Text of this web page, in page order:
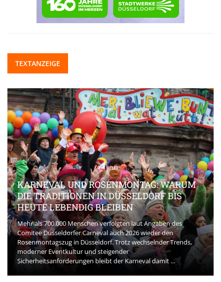
TEXTANZEIGE
KARNEVAL UND ROSENMONTAG: WARUM
DIE TRADITIONEN IN DÜSSELDORF BIS
HEUTE LEBENDIG BLEIBEN
Mehr als 700.000 Menschen verfolgten laut Angaben des
Comitee Düsseldorfer Carneval auch 2026 wieder den
Rosenmontagszug in Düsseldorf. Trotz wechselnder Trends,
moderner Eventkultur und steigender
Sicherheitsanforderungen bleibt der Karneval damit ...